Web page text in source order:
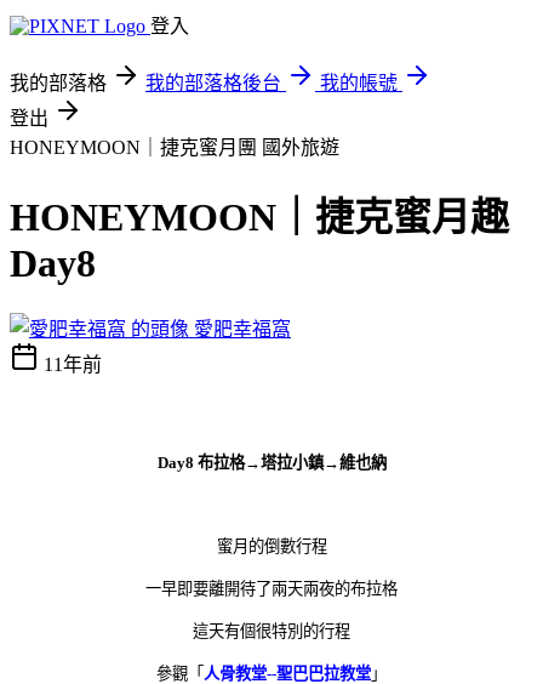
登入
我的部落格 我的部落格後台
我的帳號
登出
HONEYMOON｜捷克蜜月團 國外旅遊
HONEYMOON｜捷克蜜月趣
Day8
愛肥幸福窩
11年前
Day8 布拉格→塔拉小鎮→維也納
蜜月的倒數行程
一早即要離開待了兩天兩夜的布拉格
這天有個很特別的行程
參觀「 人骨教堂--聖巴巴拉教堂 」